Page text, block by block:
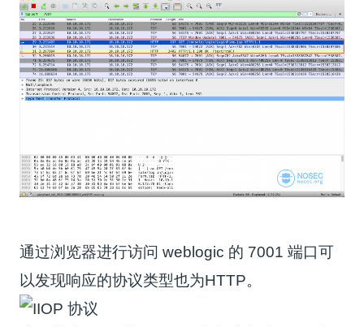
通过浏览器进行访问 weblogic 的 7001 端口可
以发现响应的协议类型也为HTTP。